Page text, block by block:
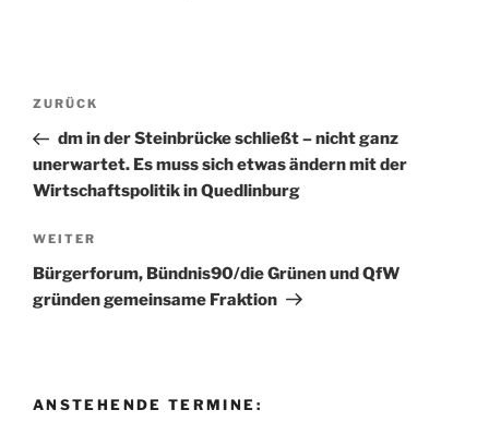
Beitragsnavigation
Vorheriger
Beitrag
ZURÜCK
dm in der Steinbrücke schließt – nicht ganz
unerwartet. Es muss sich etwas ändern mit der
Wirtschaftspolitik in Quedlinburg
Nächster
Beitrag
WEITER
Bürgerforum, Bündnis90/die Grünen und QfW
gründen gemeinsame Fraktion
ANSTEHENDE TERMINE: